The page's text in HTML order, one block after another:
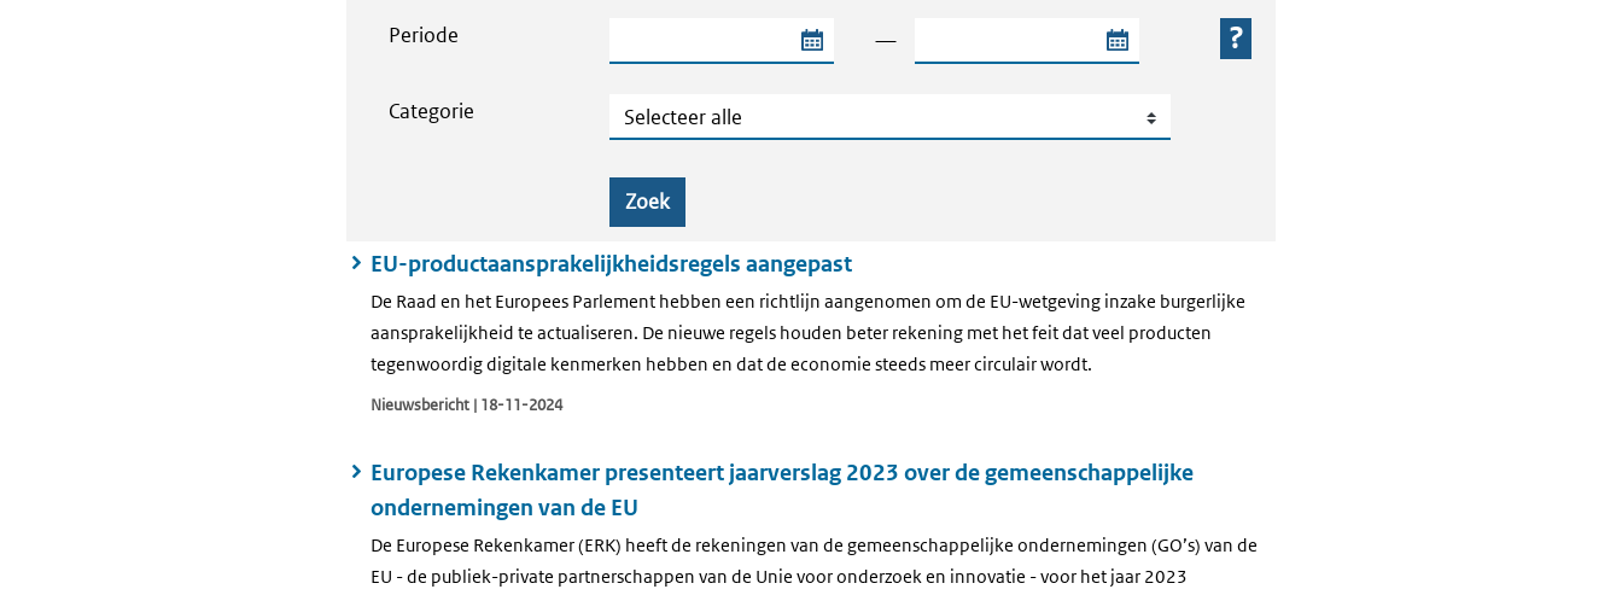
Periode Begindatum van de periode — Einddatum van de periode
Categorie Categorie
Zoek
EU-productaansprakelijkheidsregels aangepast
De Raad en het Europees Parlement hebben een richtlijn aangenomen om de EU-wetgeving inzake burgerlijke
aansprakelijkheid te actualiseren. De nieuwe regels houden beter rekening met het feit dat veel producten
tegenwoordig digitale kenmerken hebben en dat de economie steeds meer circulair wordt.
Nieuwsbericht | 18-11-2024
Europese Rekenkamer presenteert jaarverslag 2023 over de gemeenschappelijke
ondernemingen van de EU
De Europese Rekenkamer (ERK) heeft de rekeningen van de gemeenschappelijke ondernemingen (GO’s) van de
EU - de publiek-private partnerschappen van de Unie voor onderzoek en innovatie - voor het jaar 2023